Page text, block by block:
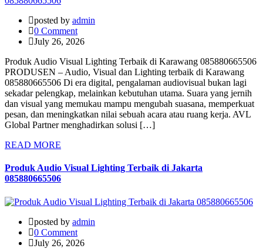
posted by admin
0 Comment
July 26, 2026
Produk Audio Visual Lighting Terbaik di Karawang 085880665506
PRODUSEN – Audio, Visual dan Lighting terbaik di Karawang
085880665506 Di era digital, pengalaman audiovisual bukan lagi
sekadar pelengkap, melainkan kebutuhan utama. Suara yang jernih
dan visual yang memukau mampu mengubah suasana, memperkuat
pesan, dan meningkatkan nilai sebuah acara atau ruang kerja. AVL
Global Partner menghadirkan solusi […]
READ MORE
Produk Audio Visual Lighting Terbaik di Jakarta
085880665506
posted by admin
0 Comment
July 26, 2026